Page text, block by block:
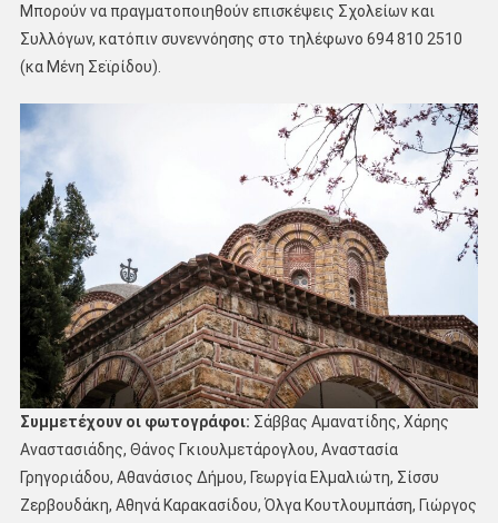
Μπορούν να πραγματοποιηθούν επισκέψεις Σχολείων και
Συλλόγων, κατόπιν συνεννόησης στο τηλέφωνο 694 810 2510
(κα Μένη Σεϊρίδου).
Συμμετέχουν οι φωτογράφοι: Σάββας Αμανατίδης, Χάρης
Αναστασιάδης, Θάνος Γκιουλμετάρογλου, Αναστασία
Γρηγοριάδου, Αθανάσιος Δήμου, Γεωργία Ελμαλιώτη, Σίσσυ
Ζερβουδάκη, Αθηνά Καρακασίδου, Όλγα Κουτλουμπάση, Γιώργος